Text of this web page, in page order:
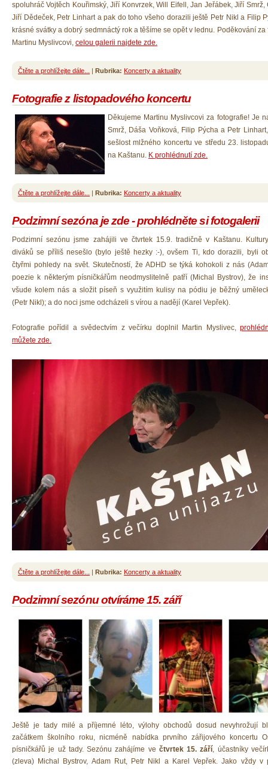
spoluhráč Vojtěch Kouřimský, Jiří Konvrzek, Will Eifell, Jan Jeřábek, Jiří Smrž,
Jiří Dědeček, Petr Linhart a pak do toho všeho dorazili ještě Petr Nikl a Filip
krásné svátky a dobrý sedmnáctý rok a těšíme se opět v lednu. Poděkování za
Martinu Myslivcovi, celou galerii najdete zde.
Čtěte a prohlížejte dále... | Rubrika: Koncerty a aktuality
Fotografie z listopadového koncertu
Děkujeme Martinu Myslivcovi za fotografie! Je
Smrž, Dáša Voňková, Filip Pýcha a Petr
sešlost mlžného koncertu ve středu 23.
na Kaštanu. K prohlédnutí zde.
Čtěte a prohlížejte dále... | Rubrika: Koncerty a aktuality
Podzimní sezóna je zde - prohlédněte si fotogalerii
Podzimní sezónu jsme zahájili ve čtvrtek 15.9. tradičně v Kaštanu.
diváků se příliš nesešlo (bylo ještě hezky :-), ovšem Ti, kdo dorazili, byli
čtyřmi pohledy na svět. Skutečností, že ADHD se týká kohokoli z nás
poezie k některým písničkářům neodmyslitelně patří (Michal Bystrov), že
všude kolem nás a složit píseň s využitím kulisy na pódiu je běžný
(Petr Nikl); a do noci jsme odcházeli s vírou a nadějí (Karel Vepřek).
Fotografie pořídil a svědectvím z večírku doplnil Martin Myslivec,
můžete zde.
Čtěte a prohlížejte dále... | Rubrika: Koncerty a aktuality
Podzimní sezónu otvíráme 15. září
Ještě je tady milé a příjemné léto, výlohy obchodů dosud nevyhrožují
začátkem školního roku, nicméně nabídkaprvního zářijového koncertu
písničkářů je už tady. Sezónu zahájíme ve čtvrtek 15. září, účastníky
(zleva) Michal Bystrov, Adam Rut, Petr Nikl a Karel Vepřek. Jako vždy v